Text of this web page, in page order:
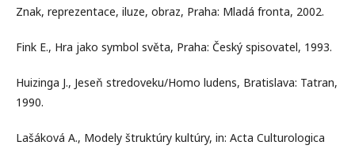
Znak, reprezentace, iluze, obraz, Praha: Mladá fronta, 2002.
Fink E., Hra jako symbol světa, Praha: Český spisovatel, 1993.
Huizinga J., Jeseň stredoveku/Homo ludens, Bratislava: Tatran,
1990.
Lašáková A., Modely štruktúry kultúry, in: Acta Culturologica